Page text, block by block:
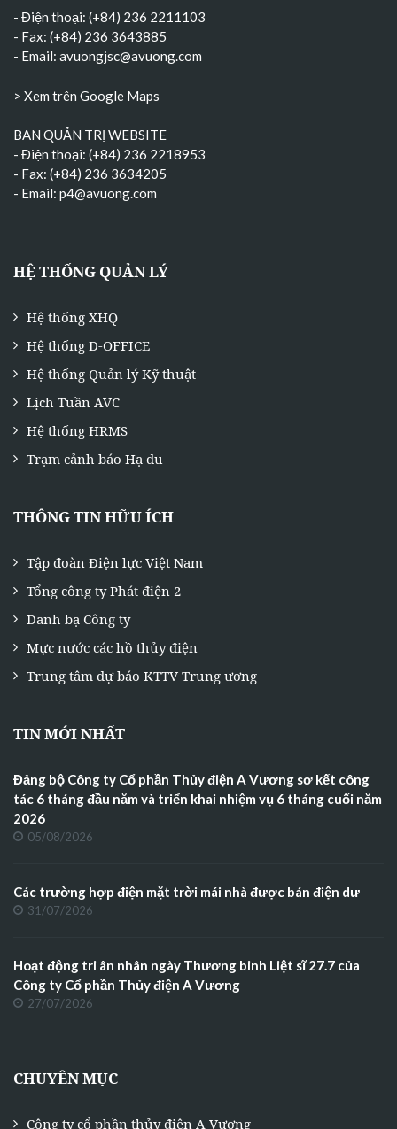
- Điện thoại: (+84) 236 2211103
- Fax: (+84) 236 3643885
- Email: avuongjsc@avuong.com
> Xem trên Google Maps
BAN QUẢN TRỊ WEBSITE
- Điện thoại: (+84) 236 2218953
- Fax: (+84) 236 3634205
- Email: p4@avuong.com
HỆ THỐNG QUẢN LÝ
Hệ thống XHQ
Hệ thống D-OFFICE
Hệ thống Quản lý Kỹ thuật
Lịch Tuần AVC
Hệ thống HRMS
Trạm cảnh báo Hạ du
THÔNG TIN HỮU ÍCH
Tập đoàn Điện lực Việt Nam
Tổng công ty Phát điện 2
Danh bạ Công ty
Mực nước các hồ thủy điện
Trung tâm dự báo KTTV Trung ương
TIN MỚI NHẤT
Đảng bộ Công ty Cổ phần Thủy điện A Vương sơ kết công
tác 6 tháng đầu năm và triển khai nhiệm vụ 6 tháng cuối năm
2026
05/08/2026
Các trường hợp điện mặt trời mái nhà được bán điện dư
31/07/2026
Hoạt động tri ân nhân ngày Thương binh Liệt sĩ 27.7 của
Công ty Cổ phần Thủy điện A Vương
27/07/2026
CHUYÊN MỤC
Công ty cổ phần thủy điện A Vương